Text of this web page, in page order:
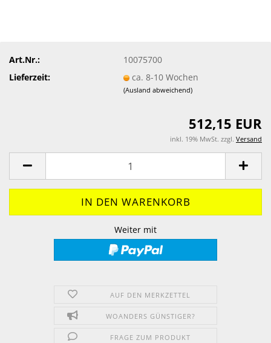
Art.Nr.:
10075700
Lieferzeit:
ca. 8-10 Wochen
(Ausland abweichend)
512,15 EUR
inkl. 19% MwSt. zzgl. Versand
Weiter mit
AUF DEN MERKZETTEL
WOANDERS GÜNSTIGER?
FRAGE ZUM PRODUKT